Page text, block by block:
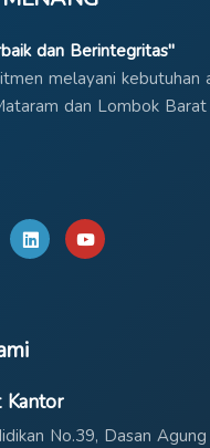
dan Berintegritas"
melayani kebutuhan
dan Lombok
Kantor
No.39, Dasan